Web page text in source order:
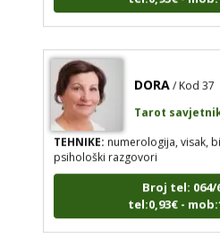
DORA / Kod 37
Tarot
TEHNIKE:numerologija, visak,
psihološki razgovori
Broj tel: 064/
tel:0,93€ -